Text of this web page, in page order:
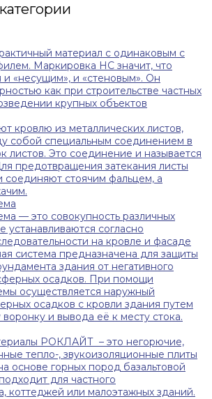
материал с одинаковым с
Маркировка НС значит, что
и «несущим», и «стеновым». Он
как при строительстве частных
крупных объектов
кровлю из металлических листов,
собой специальным соединением в
листов. Это соединение и называется
предотвращения затекания листы
соединяют стоячим фальцем, а
— это совокупность различных
устанавливаются согласно
на кровле и фасаде
система предназначена для защиты
здания от негативного
осадков. При помощи
осуществляется наружный
осадков с кровли здания путем
и вывода её к месту стока.
РОКЛАЙТ – это негорючие,
тепло-, звукоизоляционные плиты
основе горных пород базальтовой
для частного
коттеджей или малоэтажных зданий.